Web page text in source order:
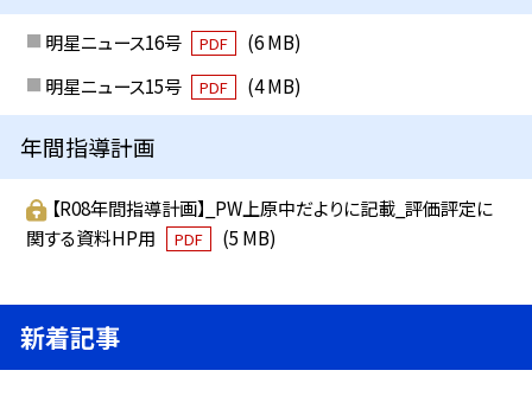
明星ニュース16号 PDF
(6 MB)
明星ニュース15号
PDF (4 MB)
年間指導計画
【R08年間指導計画】_PW上原中だよりに記載_評価評定に
関する資料HP用
PDF (5 MB)
新着記事